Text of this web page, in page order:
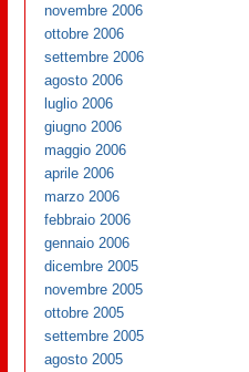
novembre 2006
ottobre 2006
settembre 2006
agosto 2006
luglio 2006
giugno 2006
maggio 2006
aprile 2006
marzo 2006
febbraio 2006
gennaio 2006
dicembre 2005
novembre 2005
ottobre 2005
settembre 2005
agosto 2005